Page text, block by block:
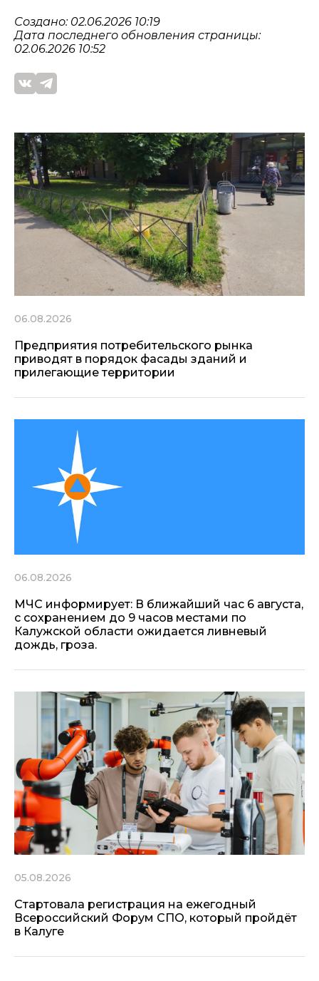
Создано: 02.06.2026 10:19
Дата последнего обновления страницы:
02.06.2026 10:52
06.08.2026
Предприятия потребительского рынка
приводят в порядок фасады зданий и
прилегающие территории
06.08.2026
МЧС информирует: В ближайший час 6 августа,
с сохранением до 9 часов местами по
Калужской области ожидается ливневый
дождь, гроза.
05.08.2026
Стартовала регистрация на ежегодный
Всероссийский Форум СПО, который пройдёт
в Калуге